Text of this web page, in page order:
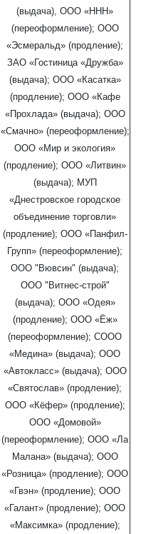
(выдача), ООО «ННН»
(переоформление); ООО
«Эсмеральд» (продление);
ЗАО «Гостиница «Дружба»
(выдача); ООО «Касатка»
(продление); ООО «Кафе
«Прохлада» (выдача); ООО
«Смачно» (переоформление);
ООО «Мир и экология»
(продление); ООО «Литвин»
(выдача); МУП
«Днестровское городское
объединение торговли»
(продление); ООО «Панфил-
Групп» (переоформление);
ООО "Вювсин" (выдача);
ООО "Витнес-строй"
(выдача); ООО «Одея»
(продление); ООО «Ёж»
(переоформление); СООО
«Медина» (выдача); ООО
«Автокласс» (выдача); ООО
«Святослав» (продление);
ООО «Кёфер» (продление);
ООО «Домовой»
(переоформление); ООО «Ла
Малана» (выдача); ООО
«Розница» (продление); ООО
«Гвэн» (продление); ООО
«Галант» (продление); ООО
«Максимка» (продление);